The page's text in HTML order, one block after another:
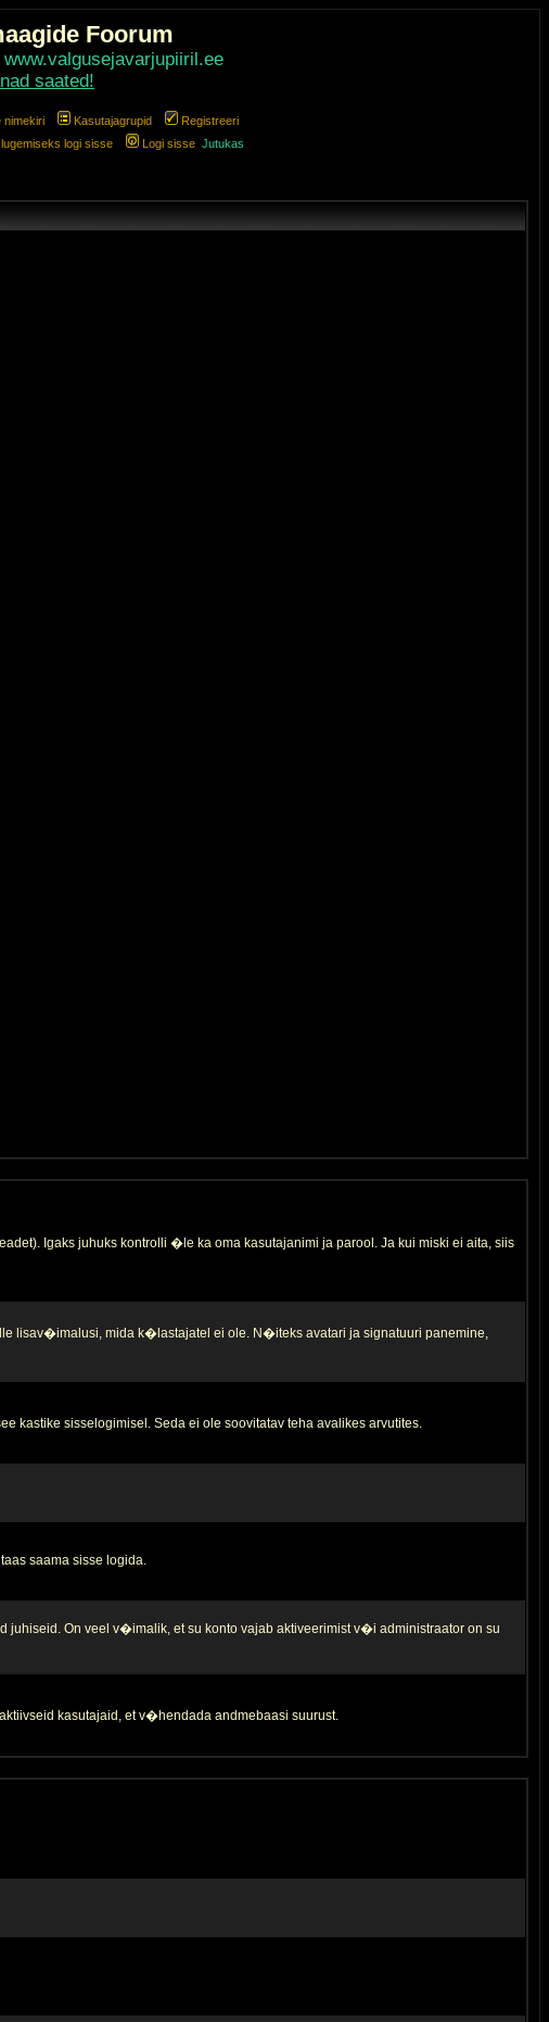
Foorum
www.valgusejavarjupiiril.ee
saated!
nimekiri Kasutajagrupid
Registreeri
logi sisse Logi sisse Jutukas
Igaks juhuks kontrolli �le ka oma kasutajanimi ja parool. Ja kui miski ei aita, siis
lisav�imalusi, mida k�lastajatel ei ole. N�iteks avatari ja signatuuri panemine,
kastike sisselogimisel. Seda ei ole soovitatav teha avalikes arvutites.
saama sisse logida.
On veel v�imalik, et su konto vajab aktiveerimist v�i administraator on su
kasutajaid, et v�hendada andmebaasi suurust.